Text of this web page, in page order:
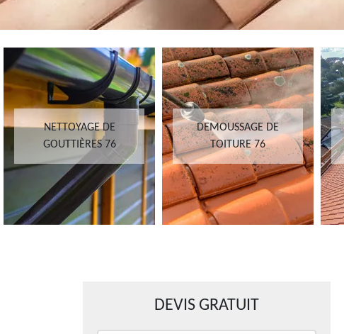
NETTOYAGE DE
GOUTTIÈRES 76
DEMOUSSAGE DE
TOITURE 76
DEVIS GRATUIT